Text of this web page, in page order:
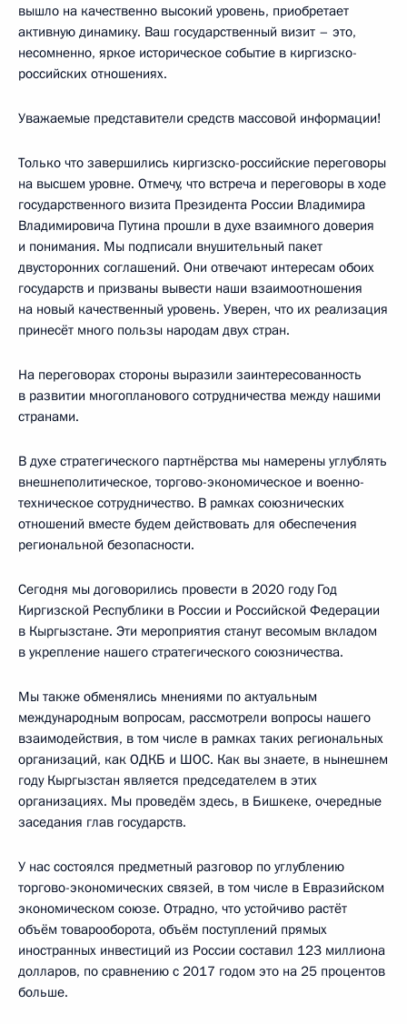
вышло на качественно высокий уровень, приобретает
активную динамику. Ваш государственный визит – это,
несомненно, яркое историческое событие в киргизско-
российских отношениях.
Уважаемые представители средств массовой информации!
Только что завершились киргизско-российские переговоры
на высшем уровне. Отмечу, что встреча и переговоры в ходе
государственного визита Президента России Владимира
Владимировича Путина прошли в духе взаимного доверия
и понимания. Мы подписали внушительный пакет
двусторонних соглашений. Они отвечают интересам обоих
государств и призваны вывести наши взаимоотношения
на новый качественный уровень. Уверен, что их реализация
принесёт много пользы народам двух стран.
На переговорах стороны выразили заинтересованность
в развитии многопланового сотрудничества между нашими
странами.
В духе стратегического партнёрства мы намерены углублять
внешнеполитическое, торгово-экономическое и военно-
техническое сотрудничество. В рамках союзнических
отношений вместе будем действовать для обеспечения
региональной безопасности.
Сегодня мы договорились провести в 2020 году Год
Киргизской Республики в России и Российской Федерации
в Кыргызстане. Эти мероприятия станут весомым вкладом
в укрепление нашего стратегического союзничества.
Мы также обменялись мнениями по актуальным
международным вопросам, рассмотрели вопросы нашего
взаимодействия, в том числе в рамках таких региональных
организаций, как ОДКБ и ШОС. Как вы знаете, в нынешнем
году Кыргызстан является председателем в этих
организациях. Мы проведём здесь, в Бишкеке, очередные
заседания глав государств.
У нас состоялся предметный разговор по углублению
торгово-экономических связей, в том числе в Евразийском
экономическом союзе. Отрадно, что устойчиво растёт
объём товарооборота, объём поступлений прямых
иностранных инвестиций из России составил 123 миллиона
долларов, по сравнению с 2017 годом это на 25 процентов
больше.